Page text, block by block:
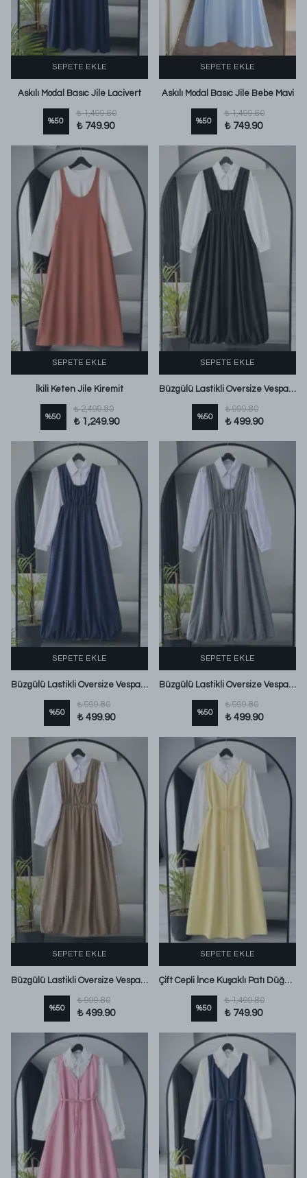
SEPETE EKLE
Askılı Modal Basıc Jile Lacivert
%50
₺ 1,499.80
₺ 749.90
SEPETE EKLE
Askılı Modal Basıc Jile Bebe Mavi
%50
₺ 1,499.80
₺ 749.90
SEPETE EKLE
İkili Keten Jile Kiremit
%50
₺ 2,499.80
₺ 1,249.90
SEPETE EKLE
Büzgülü Lastikli Oversize Vespa Kırınkı Jile Siyah
%50
₺ 999.80
₺ 499.90
SEPETE EKLE
Büzgülü Lastikli Oversize Vespa Kırınkı Jile Lacivert
%50
₺ 999.80
₺ 499.90
SEPETE EKLE
Büzgülü Lastikli Oversize Vespa Kırınkı Jile Gri
%50
₺ 999.80
₺ 499.90
SEPETE EKLE
Büzgülü Lastikli Oversize Vespa Kırınkı Jile Camel
%50
₺ 999.80
₺ 499.90
SEPETE EKLE
Çift Cepli İnce Kuşaklı Patı Düğmeli Poplin Jile Sarı
%50
₺ 1,499.80
₺ 749.90